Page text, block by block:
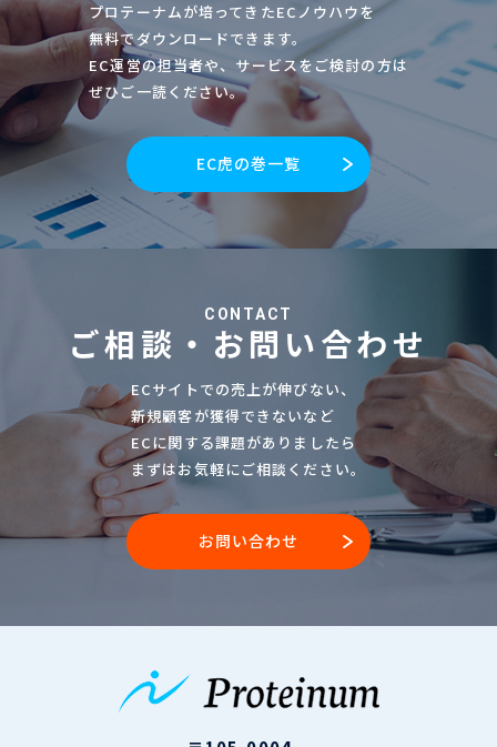
プロテーナムが培ってきたECノウハウを
無料でダウンロードできます。
EC運営の担当者や、サービスをご検討の方は
ぜひご一読ください。
EC虎の巻一覧
CONTACT
ご相談・お問い合わせ
ECサイトでの売上が伸びない、
新規顧客が獲得できないなど
ECに関する課題がありましたら
まずはお気軽にご相談ください。
お問い合わせ